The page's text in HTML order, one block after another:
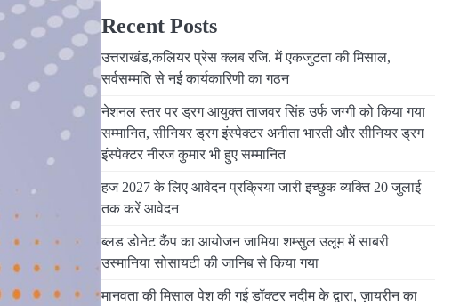
Recent Posts
उत्तराखंड,कलियर प्रेस क्लब रजि. में एकजुटता की मिसाल,
सर्वसम्मति से नई कार्यकारिणी का गठन
नेशनल स्तर पर ड्रग आयुक्त ताजवर सिंह उर्फ जग्गी को किया गया
सम्मानित, सीनियर ड्रग इंस्पेक्टर अनीता भारती और सीनियर ड्रग
इंस्पेक्टर नीरज कुमार भी हुए सम्मानित
हज 2027 के लिए आवेदन प्रक्रिया जारी इच्छुक व्यक्ति 20 जुलाई
तक करें आवेदन
ब्लड डोनेट कैंप का आयोजन जामिया शम्सुल उलूम में साबरी
उस्मानिया सोसायटी की जानिब से किया गया
मानवता की मिसाल पेश की गई डॉक्टर नदीम के द्वारा, ज़ायरीन का